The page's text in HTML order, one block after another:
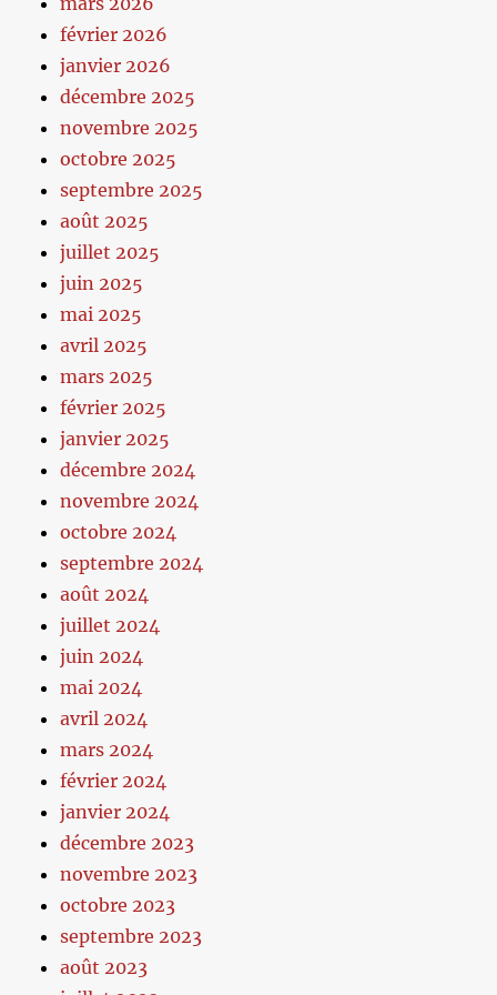
février 2026
janvier 2026
décembre 2025
novembre 2025
octobre 2025
septembre 2025
août 2025
juillet 2025
juin 2025
mai 2025
avril 2025
mars 2025
février 2025
janvier 2025
décembre 2024
novembre 2024
octobre 2024
septembre 2024
août 2024
juillet 2024
juin 2024
mai 2024
avril 2024
mars 2024
février 2024
janvier 2024
décembre 2023
novembre 2023
octobre 2023
septembre 2023
août 2023